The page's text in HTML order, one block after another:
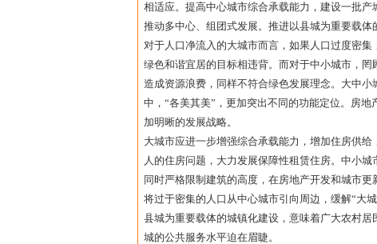
相适应。提高中心城市综合承载能力，建设一批
推动多中心、组团式发展。推进以县城为重要载体
对于人口净流入的大城市而言，如果人口过度密
绿色和谐宜居的目标相违背。而对于中小城市，
造成资源浪费，同样不符合绿色发展理念。大中
中，“各美其美”，更加突出不同的功能定位。房
加明晰的发展战略。
大城市应进一步增强综合承载能力，增加住房供
人的住房问题，大力发展保障性租赁住房。中小
同时严格限制建筑的高度，在房地产开发和城市
将过于密集的人口从中心城市引向周边，缓解“大
县城为重要载体的城镇化建设，意味着广大农村
城的公共服务水平迫在眉睫。